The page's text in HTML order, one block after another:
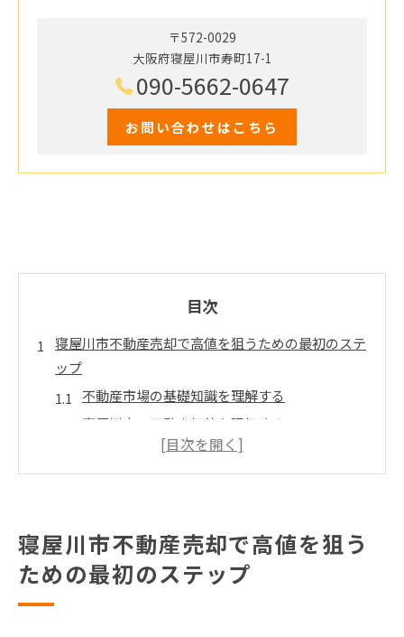
〒572-0029
大阪府寝屋川市寿町17-1
090-5662-0647
お問い合わせはこちら
目次
寝屋川市不動産売却で高値を狙うための最初のステ
ップ
不動産市場の基礎知識を理解する
寝屋川市の不動産価値を評価する
不動産売却のタイミングを見極める
地域の魅力を最大限に活かす方法
信頼できる不動産エージェントを選ぶ
寝屋川市の市場動向を活かした不動産売却戦略
寝屋川市不動産売却で高値を狙う
ための最初のステップ